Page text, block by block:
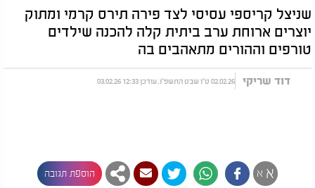
שניצל קריספי עסיסי לצד פירה תירס קרמי ומתוק
יוצרים ארוחת ערב ביתית קלה להכנה שילדים
טורפים וההורים מתאהבים בה
דוד שריקי 02.02.26 ט"ו שבט התשפ"ו, עודכן 12:33 03.02.26
א א הוספת תגובה